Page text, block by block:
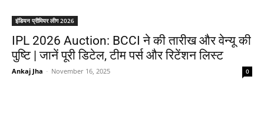
इंडियन प्रीमियर लीग 2026
IPL 2026 Auction: BCCI ने की तारीख और वेन्यू की
पुष्टि | जानें पूरी डिटेल, टीम पर्स और रिटेंशन लिस्ट
Ankaj Jha - November 16, 2025 0